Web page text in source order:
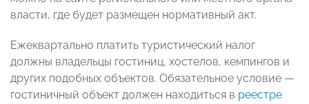
власти, где будет размещен нормативный акт.
Ежеквартально платить туристический налог
должны владельцы гостиниц, хостелов, кемпингов и
других подобных объектов. Обязательное условие —
гостиничный объект должен находиться в реестре